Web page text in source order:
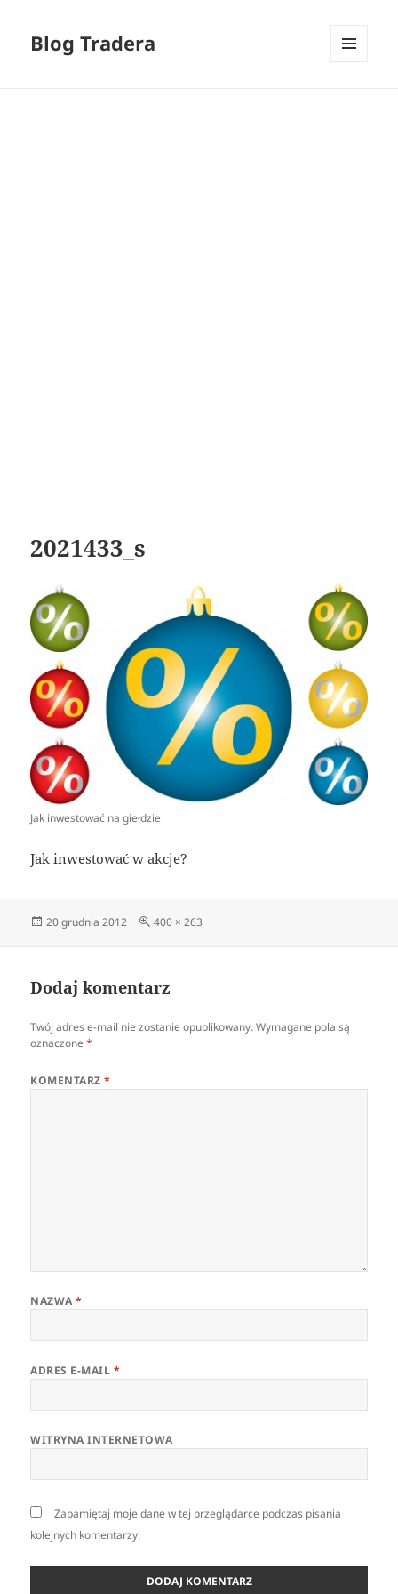
Blog Tradera
2021433_s
Jak inwestować na giełdzie
Jak inwestować w akcje?
Data
20 grudnia 2012
Pełny
400 × 263
Dodaj komentarz
Twój adres e-mail nie zostanie opublikowany. Wymagane pola są
oznaczone*
KOMENTARZ*
NAZWA*
ADRES E-MAIL *
WITRYNA INTERNETOWA
Zapamiętaj moje dane w tej przeglądarce podczas pisania
kolejnych komentarzy.